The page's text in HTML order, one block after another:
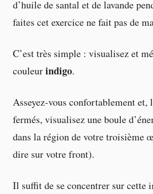
d’huile de santal et de lavande
faites cet exercice ne fait pas de
C’est très simple : visualisez et
couleurindigo.
Asseyez-vous confortablement et,
fermés, visualisez une boule
dans la région de votre troisième
dire sur votre front).
Il suffit de se concentrer sur cette